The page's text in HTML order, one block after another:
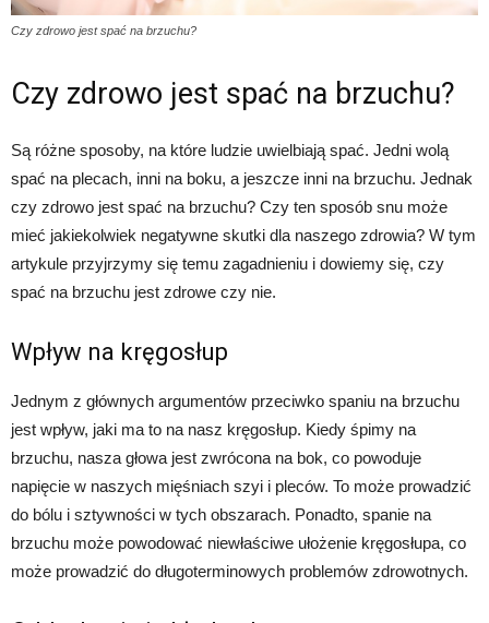
Czy zdrowo jest spać na brzuchu?
Czy zdrowo jest spać na brzuchu?
Są różne sposoby, na które ludzie uwielbiają spać. Jedni wolą
spać na plecach, inni na boku, a jeszcze inni na brzuchu. Jednak
czy zdrowo jest spać na brzuchu? Czy ten sposób snu może
mieć jakiekolwiek negatywne skutki dla naszego zdrowia? W tym
artykule przyjrzymy się temu zagadnieniu i dowiemy się, czy
spać na brzuchu jest zdrowe czy nie.
Wpływ na kręgosłup
Jednym z głównych argumentów przeciwko spaniu na brzuchu
jest wpływ, jaki ma to na nasz kręgosłup. Kiedy śpimy na
brzuchu, nasza głowa jest zwrócona na bok, co powoduje
napięcie w naszych mięśniach szyi i pleców. To może prowadzić
do bólu i sztywności w tych obszarach. Ponadto, spanie na
brzuchu może powodować niewłaściwe ułożenie kręgosłupa, co
może prowadzić do długoterminowych problemów zdrowotnych.